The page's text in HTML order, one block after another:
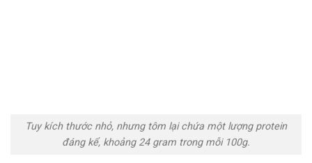
Tuy kích thước nhỏ, nhưng tôm lại chứa một lượng protein
đáng kể, khoảng 24 gram trong mỗi 100g.